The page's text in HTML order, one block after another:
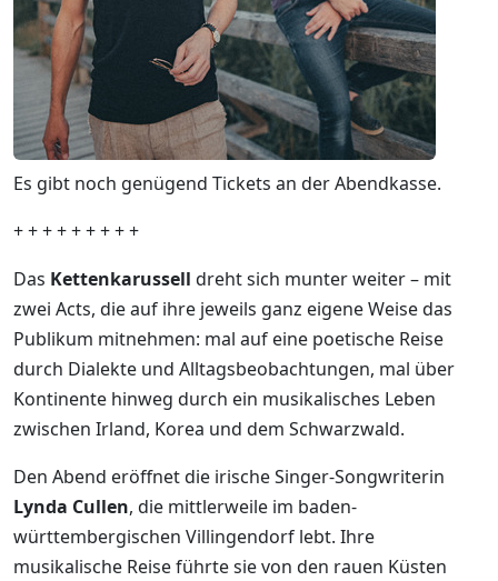
Es gibt noch genügend Tickets an der Abendkasse.
+ + + + + + + + +
Das Kettenkarussell dreht sich munter weiter – mit
zwei Acts, die auf ihre jeweils ganz eigene Weise das
Publikum mitnehmen: mal auf eine poetische Reise
durch Dialekte und Alltagsbeobachtungen, mal über
Kontinente hinweg durch ein musikalisches Leben
zwischen Irland, Korea und dem Schwarzwald.
Den Abend eröffnet die irische Singer-Songwriterin
Lynda Cullen, die mittlerweile im baden-
württembergischen Villingendorf lebt. Ihre
musikalische Reise führte sie von den rauen Küsten